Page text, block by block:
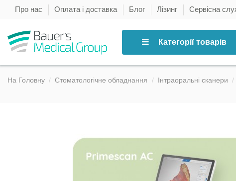
Про нас Оплата і доставка Блог Лізинг Сервісна
Категорії товарів
На Головну Стоматологічне обладнання Інтраоральні сканери